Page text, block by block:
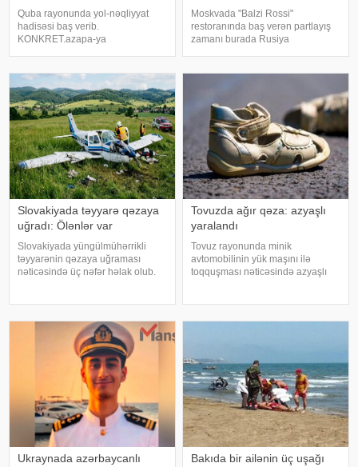
Quba rayonunda yol-nəqliyyat
hadisəsi baş verib.
KONKRET.azapa-ya
yolunun Püstəqasım kəndi
ərazisindən keçən hissəsində
qeydə alınıb. İlkin məlumata
əsasən, UAZ markal
Moskvada "Balzi Rossi"
restoranında baş verən partlayış
zamanı burada Rusiya
Aleksandr Çaykonun ad gününün
yayılıb. KONKRET.azxəbə
Slovakiyada təyyarə qəzaya
uğradı: Ölənlər var
Slovakiyada yüngülmühərrikli
təyyarənin qəzaya uğraması
nəticəsində üç nəfər həlak olub.
məlumat yayıb. Agentliyin
məlumatına görə, hadis
Tovuzda ağır qəza: azyaşlı
yaralandı
Tovuz rayonunda minik
avtomobilinin yük maşını ilə
toqquşması nəticəsində azyaşlı
VAZ-2107 markalı minik
Ukraynada azərbaycanlı
Bakıda bir ailənin üç uşağı